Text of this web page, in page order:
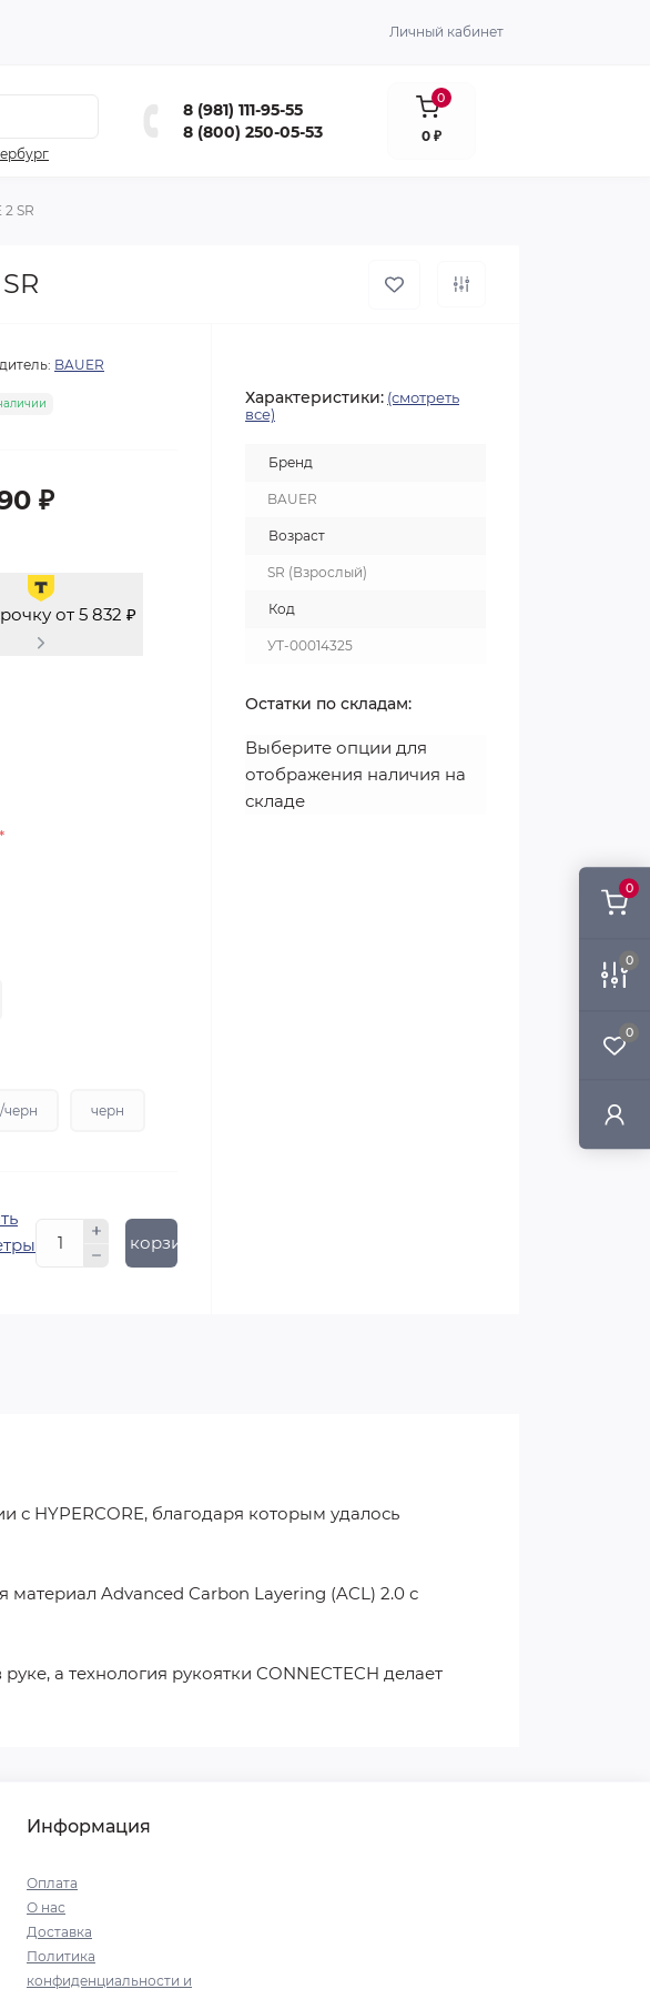
0
0
0
Личный кабинет
8 (981) 111-95-55
8 (800) 250-05-53
0
0 ₽
SR
BAUER
₽
от 5 832 ₽
*
черн черн
В корзину
Характеристики: (смотреть
все)
Бренд
BAUER
Возраст
SR (Взрослый)
Код
УТ-00014325
Остатки по складам:
Выберите опции для
отображения наличия на
складе
HYPERCORE, благодаря которым удалось
Advanced Carbon Layering (ACL) 2.0 с
а технология рукоятки CONNECTECH делает
Информация
Оплата
О нас
Доставка
Политика
конфиденциальности и